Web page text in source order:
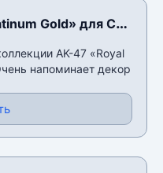
Gold» для CSS
AK-47 «Royal
напоминает декор